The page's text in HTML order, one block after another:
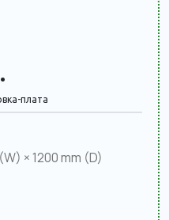
плата
× 1200 mm (D)